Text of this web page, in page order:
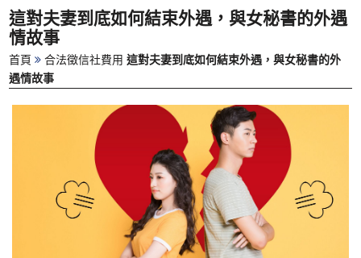
這對夫妻到底如何結束外遇，與女秘書的外遇
情故事
首頁 合法徵信社費用 這對夫妻到底如何結束外遇，與女秘書的外
遇情故事